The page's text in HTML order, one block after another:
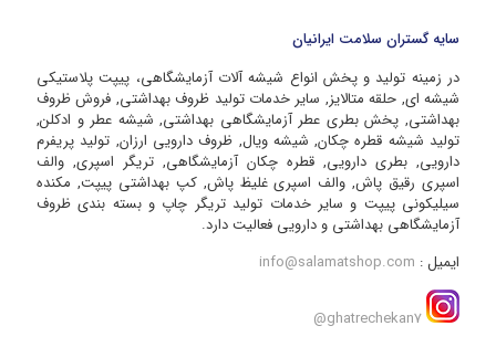
سایه گستران سلامت ایرانیان
در زمینه تولید و پخش انواع شیشه آلات آزمایشگاهی، پیپت پلاستیکی
شیشه ای, حلقه متالایز, سایر خدمات تولید ظروف بهداشتی, فروش ظروف
بهداشتی, پخش بطری عطر آزمایشگاهی بهداشتی, شیشه عطر و ادکلن,
تولید شیشه قطره چکان, شیشه ویال, ظروف دارویی ارزان, تولید پریفرم
دارویی, بطری دارویی, قطره چکان آزمایشگاهی, تریگر اسپری, والف
اسپری رقیق پاش, والف اسپری غلیظ پاش, کپ بهداشتی پیپت, مکنده
سیلیکونی پیپت و سایر خدمات تولید تریگر چاپ و بسته بندی ظروف
آزمایشگاهی بهداشتی و دارویی فعالیت دارد.
ایمیل : info@salamatshop.com
ghatrechekan7@